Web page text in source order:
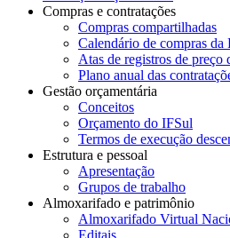
Compras e contratações
Compras compartilhadas
Calendário de compras da
Atas de registros de preço
Plano anual das
Gestão orçamentária
Conceitos
Orçamento do IFSul
Termos de execução
Estrutura e pessoal
Apresentação
Grupos de trabalho
Almoxarifado e patrimônio
Almoxarifado Virtual
Editais